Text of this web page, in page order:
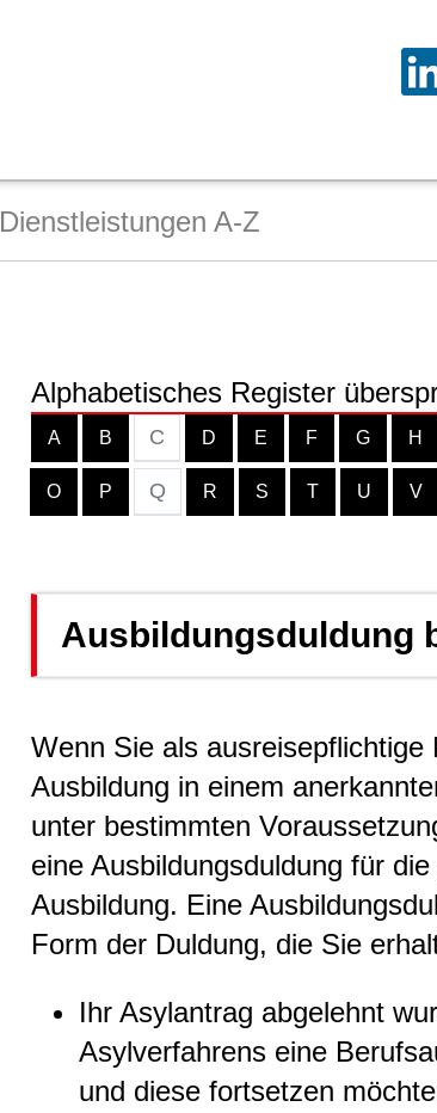
Dienstleistungen A-Z
Alphabetisches Register
A B C D E F G H
O P Q R S T U V
Ausbildungsduldung
Wenn Sie als ausreisepflichtige
Ausbildung in einem
unter bestimmten
eine Ausbildungsduldung für
Ausbildung. Eine
Form der Duldung, die Sie
Ihr Asylantrag abgelehnt
Asylverfahrens eine
und diese fortsetzen